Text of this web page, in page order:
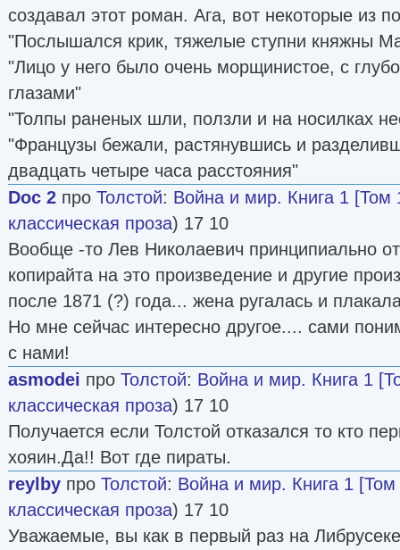
создавал этот роман. Ага, вот некоторые из
"Послышался крик, тяжелые ступни княжны
"Лицо у него было очень морщинистое, с
глазами"
"Толпы раненых шли, ползли и на носилках
"Французы бежали, растянувшись и
двадцать четыре часа расстояния"
Doc 2 про Толстой: Война и мир. Книга 1 [Том
классическая проза) 17 10
Вообще -то Лев Николаевич принципиально
копирайта на это произведение и другие
после 1871 (?) года... жена ругалась и
Но мне сейчас интересно другое.... сами
с нами!
asmodei про Толстой: Война и мир. Книга 1
классическая проза) 17 10
Получается если Толстой отказался то кто
хояин.Да!! Вот где пираты.
reylby про Толстой: Война и мир. Книга 1 [Том
классическая проза) 17 10
Уважаемые, вы как в первый раз на